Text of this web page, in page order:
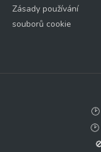
Zásady používání
souborů cookie
🕑